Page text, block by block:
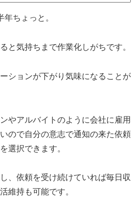
ちょっと。
と気持ちまで作業化しがちです。
ションが下がり気味になることが
やアルバイトのように会社に雇用
ので自分の意志で通知の来た依頼
選択できます。
、依頼を受け続けていれば毎日収
維持も可能です。